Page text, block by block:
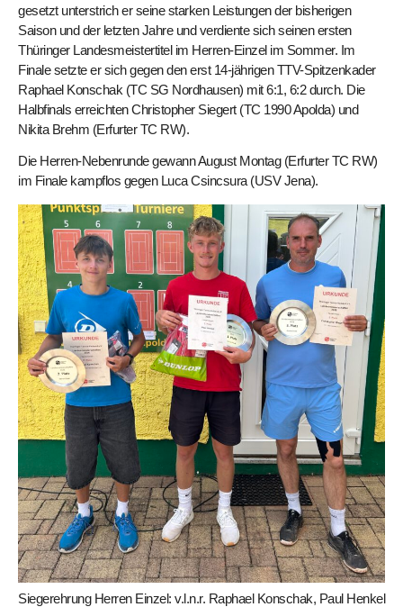
gesetzt unterstrich er seine starken Leistungen der bisherigen
Saison und der letzten Jahre und verdiente sich seinen ersten
Thüringer Landesmeistertitel im Herren-Einzel im Sommer. Im
Finale setzte er sich gegen den erst 14-jährigen TTV-Spitzenkader
Raphael Konschak (TC SG Nordhausen) mit 6:1, 6:2 durch. Die
Halbfinals erreichten Christopher Siegert (TC 1990 Apolda) und
Nikita Brehm (Erfurter TC RW).
Die Herren-Nebenrunde gewann August Montag (Erfurter TC RW)
im Finale kampflos gegen Luca Csincsura (USV Jena).
Siegerehrung Herren Einzel: v.l.n.r. Raphael Konschak, Paul Henkel